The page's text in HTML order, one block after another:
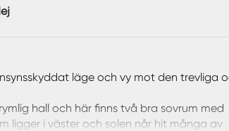
läge och vy mot den trevliga
hall och här finns två bra sovrum med
ligger i väster och solen når hit många av